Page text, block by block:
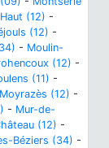
(12) -
(12) -
- Moulin-
(12) -
(11) -
Moyrazès (12) -
- Mur-de-
(12) -
Béziers (34) -